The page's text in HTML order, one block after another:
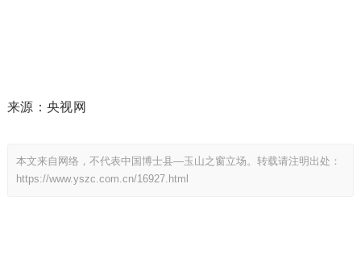
来源：央视网
本文来自网络，不代表中国博士县—玉山之窗立场。转载请注明出处：
https://www.yszc.com.cn/16927.html